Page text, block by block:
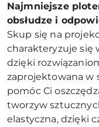
Najmniejsze
obsłudze i
Skup się na
charakteryzuje się
dzięki
zaprojektowana w
pomóc Ci
tworzyw
elastyczna, dzięki